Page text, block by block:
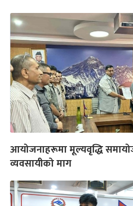
आयोजनाहरूमा मूल्यवृद्धि
व्यवसायीको माग